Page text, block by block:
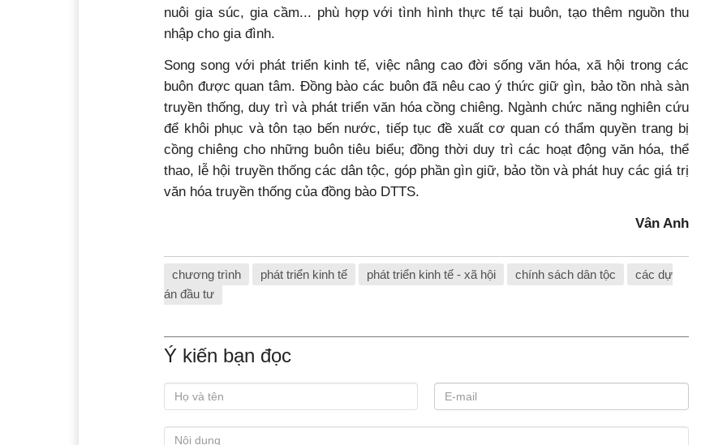
nuôi gia súc, gia cầm... phù hợp với tình hình thực tế tại buôn, tạo thêm nguồn thu
nhập cho gia đình.
Song song với phát triển kinh tế, việc nâng cao đời sống văn hóa, xã hội trong các
buôn được quan tâm. Đồng bào các buôn đã nêu cao ý thức giữ gìn, bảo tồn nhà sàn
truyền thống, duy trì và phát triển văn hóa cồng chiêng. Ngành chức năng nghiên cứu
để khôi phục và tôn tạo bến nước, tiếp tục đề xuất cơ quan có thẩm quyền trang bị
cồng chiêng cho những buôn tiêu biểu; đồng thời duy trì các hoạt động văn hóa, thể
thao, lễ hội truyền thống các dân tộc, góp phần gìn giữ, bảo tồn và phát huy các giá trị
văn hóa truyền thống của đồng bào DTTS.
Vân Anh
chương trình phát triển kinh tế phát triển kinh tế - xã hội chính sách dân tộc
các dự
án đầu tư
Ý kiến bạn đọc